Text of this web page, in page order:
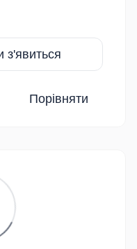
з'явиться
Порівняти